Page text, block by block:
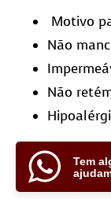
Motivo
Não
Não
Tem